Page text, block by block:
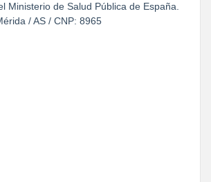
Ministerio de Salud Pública de España.
/ AS / CNP: 8965